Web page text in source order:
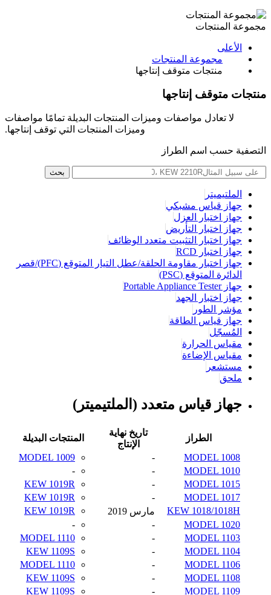
مجموعة المنتجات
الأعلى
مجموعة المنتجات
منتجات متوقف إنتاجها
منتجات متوقف إنتاجها
لا تعادل مواصفات وميزات المنتجات البديلة تمامًا مواصفات
وميزات المنتجات التي توقف إنتاجها.
التصفية حسب اسم الطراز
بحث
الملتيميتر
جهاز قياس مشبكي
جهاز اختبار العزل
جهاز اختبار التأريض
جهاز اختبار التثبيت متعدد الوظائف
جهاز اختبار RCD
جهاز اختبار مقاومة الحلقة/عطل التيار المتوقع (PFC)/قصر
الدائرة المتوقع (PSC)
جهاز Portable Appliance Tester
جهاز اختبار الجهد
مؤشر الطور
جهاز قياس الطاقة
المُسجّل
مقياس الحرارة
مقياس الإضاءة
مستشعر
ملحق
جهاز قياس متعدد (الملتيميتر)
الطراز
تاريخ نهاية
الإنتاج
المنتجات البديلة
MODEL 1008
-
MODEL 1009
MODEL 1010
-
-
MODEL 1015
-
KEW 1019R
MODEL 1017
-
KEW 1019R
KEW 1018/1018H
مارس 2019
KEW 1019R
MODEL 1020
-
-
MODEL 1103
-
MODEL 1110
MODEL 1104
-
KEW 1109S
MODEL 1106
-
MODEL 1110
MODEL 1108
-
KEW 1109S
MODEL 1109
-
KEW 1109S